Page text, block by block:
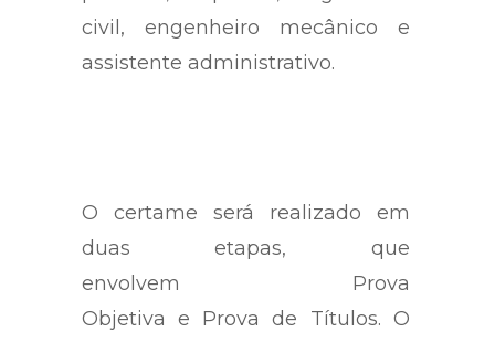
civil, engenheiro mecânico e
assistente administrativo.
O certame será realizado em
duas etapas, que
envolvem Prova
Objetiva e Prova de Títulos. O